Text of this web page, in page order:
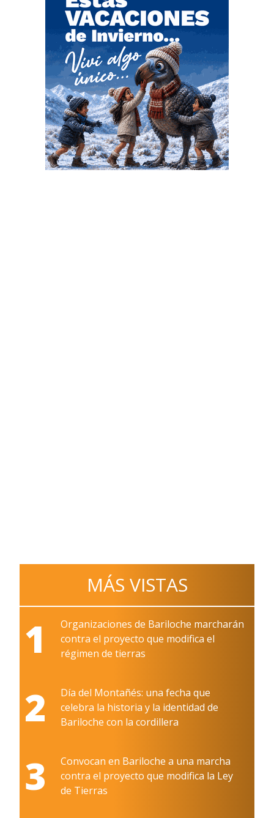
MÁS VISTAS
1
Organizaciones de Bariloche marcharán
contra el proyecto que modifica el
régimen de tierras
2
Día del Montañés: una fecha que
celebra la historia y la identidad de
Bariloche con la cordillera
3
Convocan en Bariloche a una marcha
contra el proyecto que modifica la Ley
de Tierras